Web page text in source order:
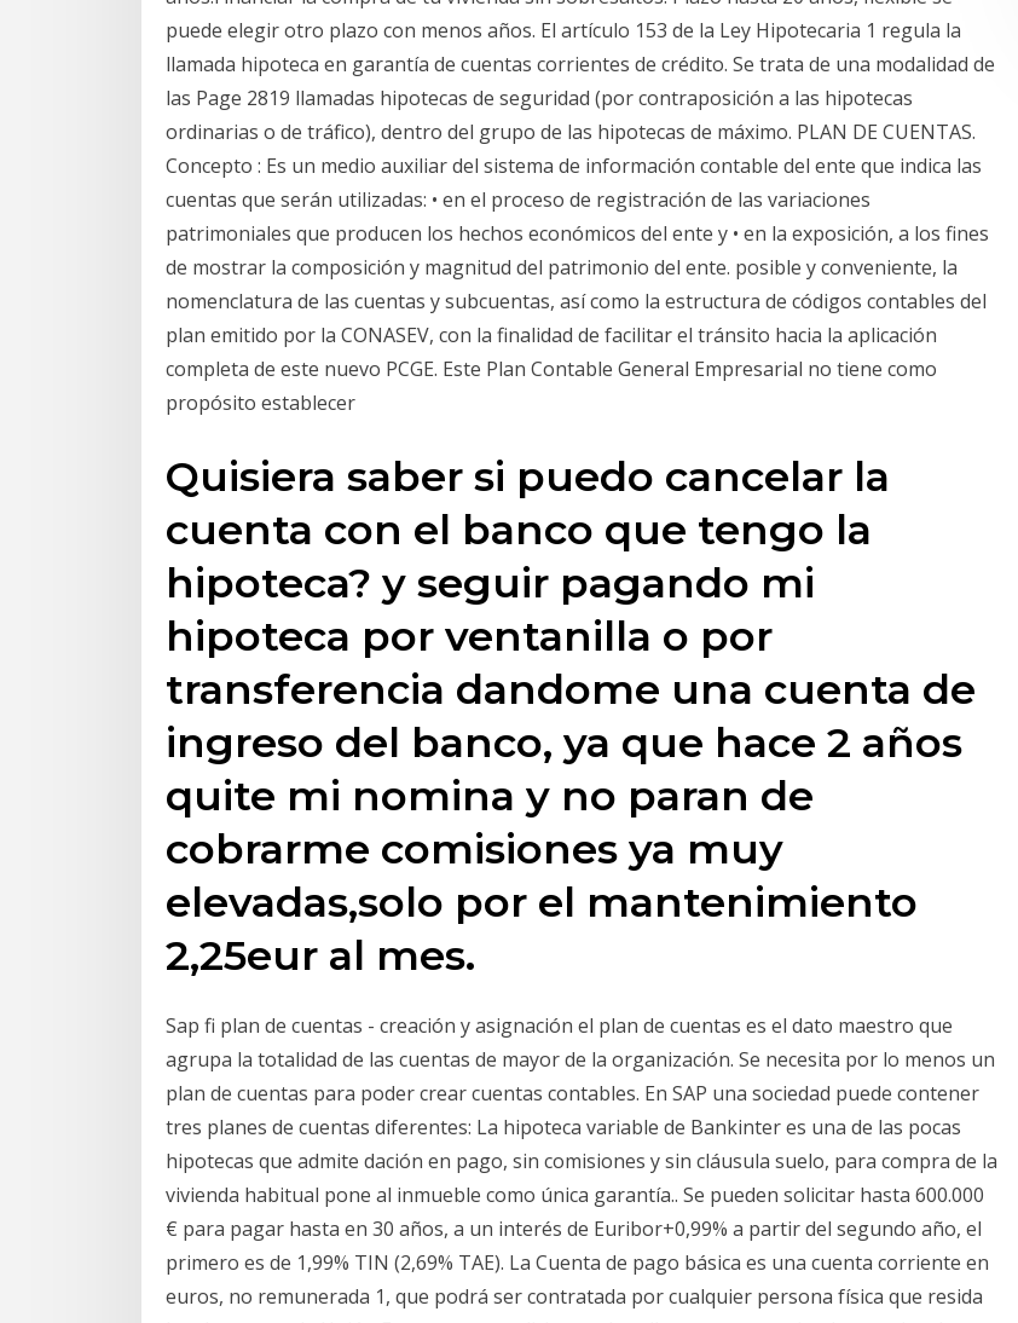
puede elegir otro plazo con menos años. El artículo 153 de la Ley Hipotecaria 1 regula la
llamada hipoteca en garantía de cuentas corrientes de crédito. Se trata de una modalidad de
las Page 2819 llamadas hipotecas de seguridad (por contraposición a las hipotecas
ordinarias o de tráfico), dentro del grupo de las hipotecas de máximo. PLAN DE CUENTAS.
Concepto : Es un medio auxiliar del sistema de información contable del ente que indica las
cuentas que serán utilizadas: • en el proceso de registración de las variaciones
patrimoniales que producen los hechos económicos del ente y • en la exposición, a los fines
de mostrar la composición y magnitud del patrimonio del ente. posible y conveniente, la
nomenclatura de las cuentas y subcuentas, así como la estructura de códigos contables del
plan emitido por la CONASEV, con la finalidad de facilitar el tránsito hacia la aplicación
completa de este nuevo PCGE. Este Plan Contable General Empresarial no tiene como
propósito establecer
Quisiera saber si puedo cancelar la
cuenta con el banco que tengo la
hipoteca? y seguir pagando mi
hipoteca por ventanilla o por
transferencia dandome una cuenta de
ingreso del banco, ya que hace 2 años
quite mi nomina y no paran de
cobrarme comisiones ya muy
elevadas,solo por el mantenimiento
2,25eur al mes.
Sap fi plan de cuentas - creación y asignación el plan de cuentas es el dato maestro que
agrupa la totalidad de las cuentas de mayor de la organización. Se necesita por lo menos un
plan de cuentas para poder crear cuentas contables. En SAP una sociedad puede contener
tres planes de cuentas diferentes: La hipoteca variable de Bankinter es una de las pocas
hipotecas que admite dación en pago, sin comisiones y sin cláusula suelo, para compra de la
vivienda habitual pone al inmueble como única garantía.. Se pueden solicitar hasta 600.000
€ para pagar hasta en 30 años, a un interés de Euribor+0,99% a partir del segundo año, el
primero es de 1,99% TIN (2,69% TAE). La Cuenta de pago básica es una cuenta corriente en
euros, no remunerada 1, que podrá ser contratada por cualquier persona física que resida